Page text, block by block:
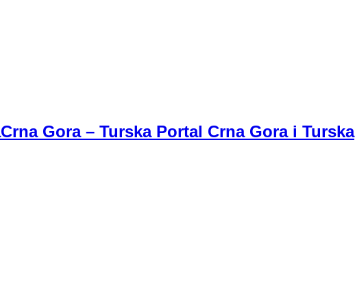
Crna Gora – Turska Portal Crna Gora i Turska